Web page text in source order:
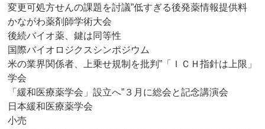
変更可処方せんの課題を討議”低すぎる後発薬情報提供料
かながわ薬剤師学術大会
後続バイオ薬、鍵は同等性
国際バイオロジクスシンポジウム
米の業界関係者、上乗せ規制を批判”「ＩＣＨ指針は上限」
学会
「緩和医療薬学会」設立へ”３月に総会と記念講演会
日本緩和医療薬学会
小売